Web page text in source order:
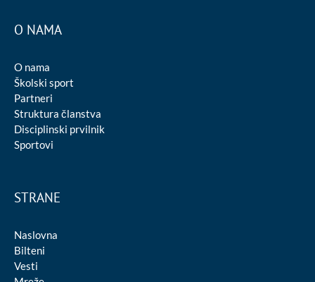
O NAMA
O nama
Školski sport
Partneri
Struktura članstva
Disciplinski prvilnik
Sportovi
STRANE
Naslovna
Bilteni
Vesti